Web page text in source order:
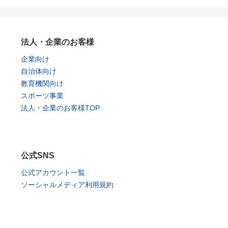
法人・企業のお客様
企業向け
自治体向け
教育機関向け
スポーツ事業
法人・企業のお客様TOP
公式SNS
公式アカウント一覧
ソーシャルメディア利用規約